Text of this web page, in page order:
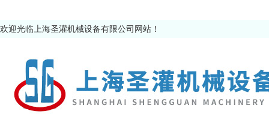
欢迎光临上海圣灌机械设备有限公司网站！